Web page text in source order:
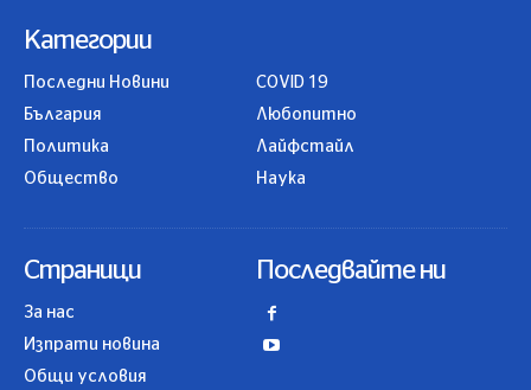
Категории
Последни Новини
България
Политика
Общество
COVID 19
Любопитно
Лайфстайл
Наука
Страници
За нас
Изпрати новина
Общи условия
Последвайте ни